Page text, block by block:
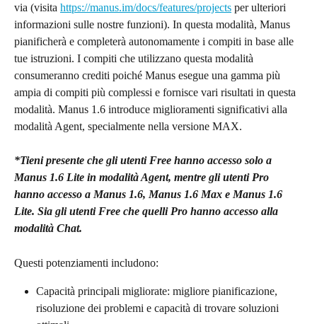
via (visita https://manus.im/docs/features/projects per ulteriori
informazioni sulle nostre funzioni). In questa modalità, Manus
pianificherà e completerà autonomamente i compiti in base alle
tue istruzioni. I compiti che utilizzano questa modalità
consumeranno crediti poiché Manus esegue una gamma più
ampia di compiti più complessi e fornisce vari risultati in questa
modalità. Manus 1.6 introduce miglioramenti significativi alla
modalità Agent, specialmente nella versione MAX.
*Tieni presente che gli utenti Free hanno accesso solo a
Manus 1.6 Lite in modalità Agent, mentre gli utenti Pro
hanno accesso a Manus 1.6, Manus 1.6 Max e Manus 1.6
Lite. Sia gli utenti Free che quelli Pro hanno accesso alla
modalità Chat.
Questi potenziamenti includono:
Capacità principali migliorate: migliore pianificazione,
risoluzione dei problemi e capacità di trovare soluzioni